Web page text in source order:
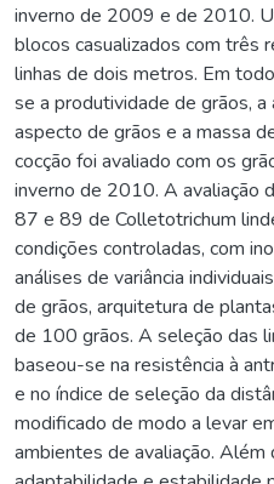
inverno de 2009 e de 2010.
blocos casualizados com três
linhas de dois metros. Em
se a produtividade de grãos,
aspecto de grãos e a massa
cocção foi avaliado com os
inverno de 2010. A avaliação
87 e 89 de Colletotrichum
condições controladas, com
análises de variância
de grãos, arquitetura de
de 100 grãos. A seleção das
baseou-se na resistência à
e no índice de seleção da
modificado de modo a levar
ambientes de avaliação. Além